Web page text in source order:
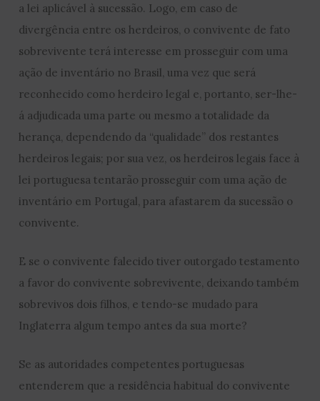
a lei aplicável à sucessão. Logo, em caso de
divergência entre os herdeiros, o convivente de fato
sobrevivente terá interesse em prosseguir com uma
ação de inventário no Brasil, uma vez que será
reconhecido como herdeiro legal e, portanto, ser-lhe-
á adjudicada uma parte ou mesmo a totalidade da
herança, dependendo da “qualidade” dos restantes
herdeiros legais; por sua vez, os herdeiros legais face à
lei portuguesa tentarão prosseguir com uma ação de
inventário em Portugal, para afastarem da sucessão o
convivente.
E se o convivente falecido tiver outorgado testamento
a favor do convivente sobrevivente, deixando também
sobrevivos dois filhos, e tendo-se mudado para
Inglaterra algum tempo antes da sua morte?
Se as autoridades competentes portuguesas
entenderem que a residência habitual do convivente